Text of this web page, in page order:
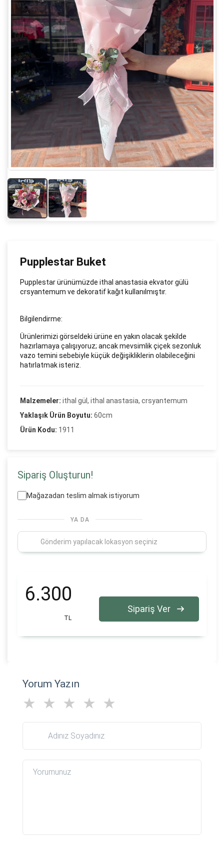
Pupplestar Buket
Pupplestar ürünümüzde ithal anastasia ekvator gülü
crsyantemum ve dekoratif kağıt kullanılmıştır.
Bilgilendirme:
Ürünlerimizi görseldeki ürüne en yakın olacak şekilde
hazırlamaya çalışıyoruz; ancak mevsimlik çiçek sezonluk
vazo temini sebebiyle küçük değişikliklerin olabileceğini
hatırlatmak isteriz.
Malzemeler: ithal gül, ithal anastasia, crsyantemum
Yaklaşık Ürün Boyutu: 60cm
Ürün Kodu: 1911
Sipariş Oluşturun!
Mağazadan teslim almak istiyorum
YA DA
6.300
TL
Sipariş Ver
Yorum Yazın